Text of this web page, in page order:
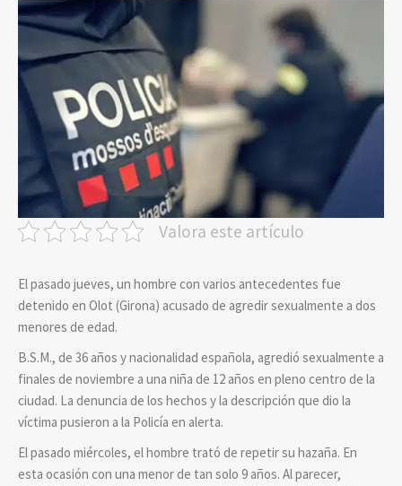
Valora este artículo
El pasado jueves, un hombre con varios antecedentes fue
detenido en Olot (Girona) acusado de agredir sexualmente a dos
menores de edad.
B.S.M., de 36 años y nacionalidad española, agredió sexualmente a
finales de noviembre a una niña de 12 años en pleno centro de la
ciudad. La denuncia de los hechos y la descripción que dio la
víctima pusieron a la Policía en alerta.
El pasado miércoles, el hombre trató de repetir su hazaña. En
esta ocasión con una menor de tan solo 9 años. Al parecer,